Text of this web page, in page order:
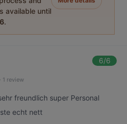
available until
.
6/6
· 1 review
freundlich super Personal
echt nett